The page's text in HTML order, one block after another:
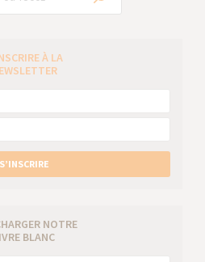
À LA
S’INSCRIRE
NOTRE
BLANC